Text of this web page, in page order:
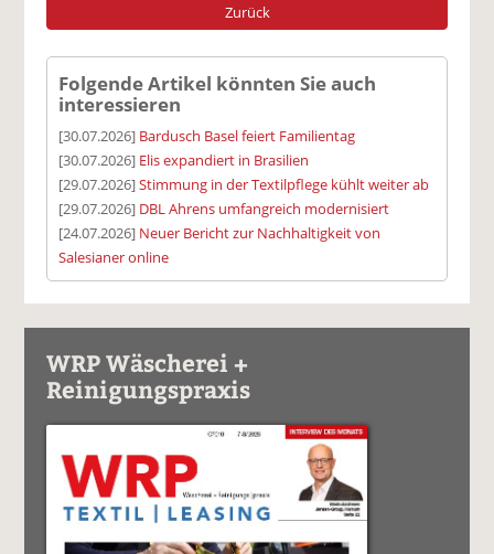
Zurück
Folgende Artikel könnten Sie auch
interessieren
[30.07.2026] Bardusch Basel feiert Familientag
[30.07.2026] Elis expandiert in Brasilien
[29.07.2026]Stimmung in der Textilpflege kühlt weiter ab
[29.07.2026] DBL Ahrens umfangreich modernisiert
[24.07.2026] Neuer Bericht zur Nachhaltigkeit von
Salesianer online
WRP Wäscherei +
Reinigungspraxis